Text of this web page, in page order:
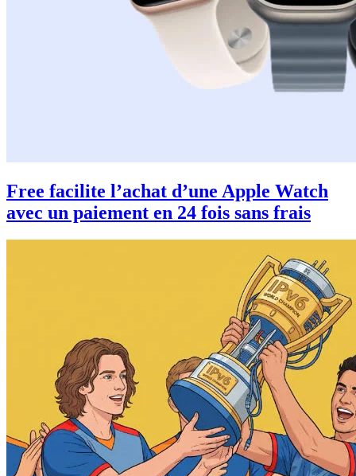
Free facilite l’achat d’une Apple Watch
avec un paiement en 24 fois sans frais